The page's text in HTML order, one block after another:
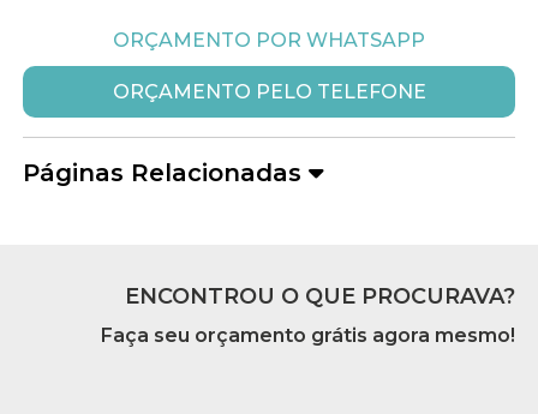
ORÇAMENTO POR WHATSAPP
ORÇAMENTO PELO TELEFONE
Páginas Relacionadas
ENCONTROU O QUE PROCURAVA?
Faça seu orçamento grátis agora mesmo!